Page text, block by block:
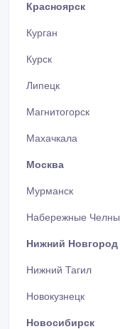
Красноярск
Курган
Курск
Липецк
Магнитогорск
Махачкала
Москва
Мурманск
Набережные Челны
Нижний Новгород
Нижний Тагил
Новокузнецк
Новосибирск